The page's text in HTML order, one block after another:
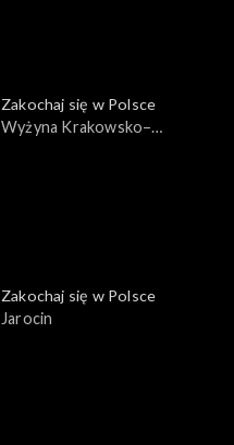
Zakochaj się w Polsce
Wyżyna Krakowsko–
Zakochaj się w Polsce
Jarocin